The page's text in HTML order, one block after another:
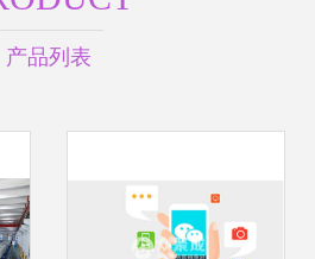
产品列表